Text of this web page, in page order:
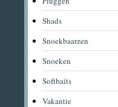
Shads
Snoekbaarzen
Snoeken
Softbaits
Vakantie